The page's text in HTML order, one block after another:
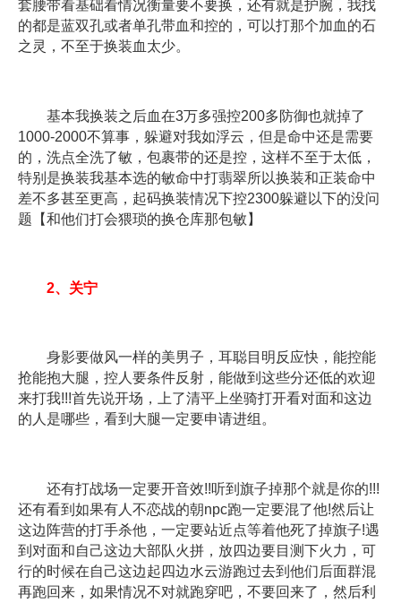
套腰带看基础看情况衡量要不要换，还有就是护腕，我找
的都是蓝双孔或者单孔带血和控的，可以打那个加血的石
之灵，不至于换装血太少。
基本我换装之后血在3万多强控200多防御也就掉了
1000-2000不算事，躲避对我如浮云，但是命中还是需要
的，洗点全洗了敏，包裹带的还是控，这样不至于太低，
特别是换装我基本选的敏命中打翡翠所以换装和正装命中
差不多甚至更高，起码换装情况下控2300躲避以下的没问
题【和他们打会猥琐的换仓库那包敏】
2、关宁
身影要做风一样的美男子，耳聪目明反应快，能控能
抢能抱大腿，控人要条件反射，能做到这些分还低的欢迎
来打我!!!首先说开场，上了清平上坐骑打开看对面和这边
的人是哪些，看到大腿一定要申请进组。
还有打战场一定要开音效!!听到旗子掉那个就是你的!!!
还有看到如果有人不恋战的朝npc跑一定要混了他!然后让
这边阵营的打手杀他，一定要站近点等着他死了掉旗子!遇
到对面和自己这边大部队火拼，放四边要目测下火力，可
行的时候在自己这边起四边水云游跑过去到他们后面群混
再跑回来，如果情况不对就跑穿吧，不要回来了，然后利